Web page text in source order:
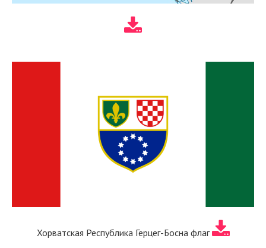
Хорватская Республика Герцег-Босна флаг